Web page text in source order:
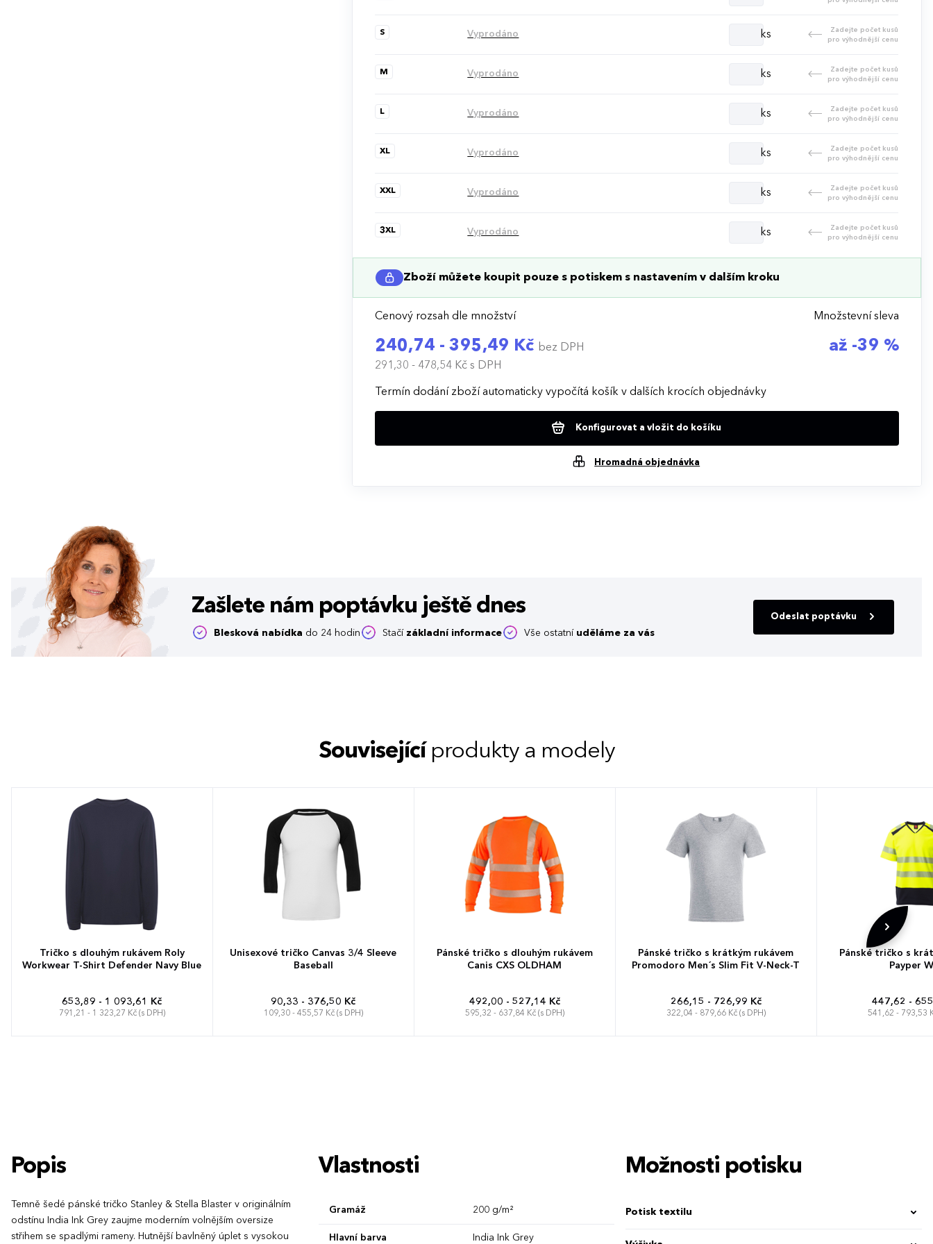
S Vyprodáno ks
Zadejte počet kusů
pro výhodnější cenu
M Vyprodáno ks
Zadejte počet kusů
pro výhodnější cenu
L Vyprodáno ks
Zadejte počet kusů
pro výhodnější cenu
XL Vyprodáno ks
Zadejte počet kusů
pro výhodnější cenu
XXL Vyprodáno ks
Zadejte počet kusů
pro výhodnější cenu
3XL Vyprodáno ks
Zadejte počet kusů
pro výhodnější cenu
Zboží můžete koupit pouze s potiskem s nastavením v dalším kroku
Cenový rozsah dle množství
240,74 - 395,49 Kč bez DPH
291,30 - 478,54 Kčs DPH
Množstevní sleva
až -39 %
Termín dodání zboží automaticky vypočítá košík v dalších krocích objednávky
Konfigurovat a vložit do košíku
Hromadná objednávka
Zašlete nám poptávku ještě dnes
Blesková nabídka do 24 hodin Stačí základní informace Vše ostatní uděláme za vás
Odeslat poptávku
Související produkty a modely
Tričko s dlouhým rukávem Roly
Workwear T-Shirt Defender Navy Blue
653,89 - 1 093,61 Kč
791,21 - 1 323,27 Kč (s DPH)
Unisexové tričko Canvas 3/4 Sleeve
Baseball
90,33 - 376,50 Kč
109,30 - 455,57 Kč (s DPH)
Pánské tričko s dlouhým rukávem
Canis CXS OLDHAM
492,00 - 527,14 Kč
595,32 - 637,84 Kč (s DPH)
Pánské tričko s krátkým rukávem
Promodoro Men´s Slim Fit V-Neck-T
266,15 - 726,99 Kč
322,04 - 879,66 Kč (s DPH)
Pánské tričko s
Payper
447,62 -
541,62 - 793,53
Popis
Temně šedé pánské tričko Stanley & Stella Blaster v originálním
odstínu India Ink Grey zaujme moderním volnějším oversize
střihem se spadlými rameny. Hutnější bavlněný úplet s vysokou
Vlastnosti
Gramáž 200 g/m²
Hlavní barva India Ink Grey
Možnosti potisku
Potisk textilu